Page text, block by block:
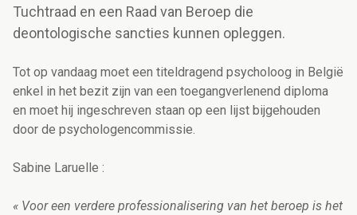
Tuchtraad en een Raad van Beroep die
deontologische sancties kunnen opleggen.
Tot op vandaag moet een titeldragend psycholoog in België
enkel in het bezit zijn van een toegangverlenend diploma
en moet hij ingeschreven staan op een lijst bijgehouden
door de psychologencommissie.
Sabine Laruelle :
« Voor een verdere professionalisering van het beroep is het